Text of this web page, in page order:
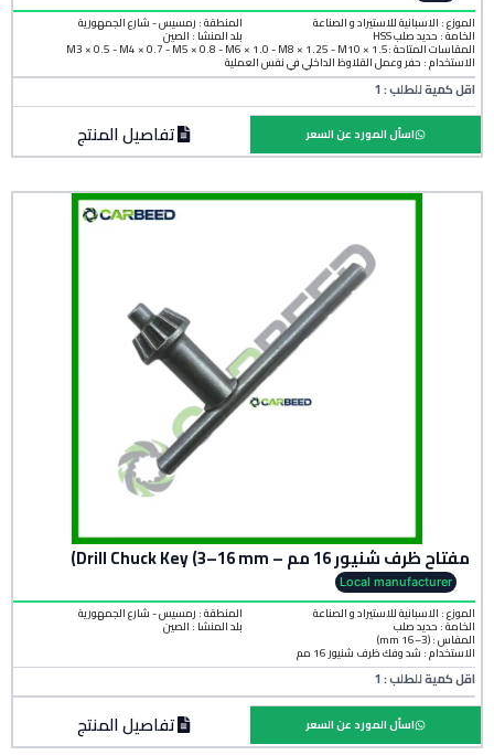
الموزع : الاسبانية للاستيراد و الصناعة
الخامة : حديد صلب HSS
المنطقة : رمسيس - شارع الجمهورية
بلد المنشأ :الصين
المقاسات المتاحة :M3 × 0.5 - M4 × 0.7 - M5 × 0.8 - M6 × 1.0 - M8 × 1.25 - M10 × 1.5
الاستخدام : حفر وعمل القلاوظ الداخلي في نفس العملية
اقل كمية للطلب : 1
تفاصيل المنتج اسأل المورد عن السعر
مفتاح ظرف شنيور 16 مم – Drill Chuck Key (3–16 mm)
Local manufacturer
الموزع : الاسبانية للاستيراد و الصناعة
الخامة : حديد صلب
المنطقة : رمسيس - شارع الجمهورية
بلد المنشأ :الصين
المقاس : (3–16 mm)
الاستخدام : شد وفك ظرف شنيور 16 مم
اقل كمية للطلب : 1
تفاصيل المنتج اسأل المورد عن السعر